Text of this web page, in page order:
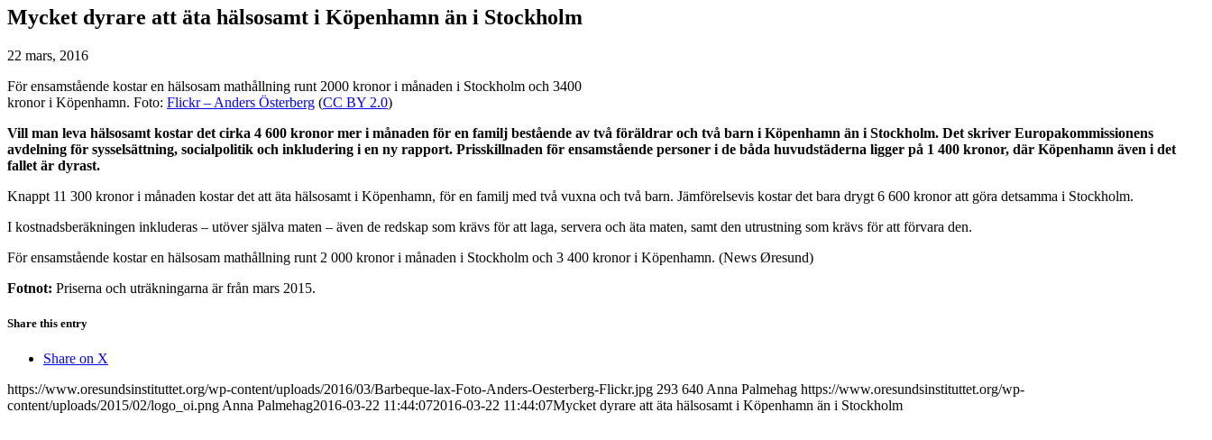
Mycket dyrare att äta hälsosamt i Köpenhamn än i Stockholm
22 mars, 2016
För ensamstående kostar en hälsosam mathållning runt 2000 kronor i månaden i Stockholm och 3400
kronor i Köpenhamn. Foto: Flickr – Anders Österberg (CC BY 2.0)
Vill man leva hälsosamt kostar det cirka 4 600 kronor mer i månaden för en familj bestående av två föräldrar och två barn i Köpenhamn än i Stockholm. Det skriver Europakommissionens
avdelning för sysselsättning, socialpolitik och inkludering i en ny rapport. Prisskillnaden för ensamstående personer i de båda huvudstäderna ligger på 1 400 kronor, där Köpenhamn även i det
fallet är dyrast.
Knappt 11 300 kronor i månaden kostar det att äta hälsosamt i Köpenhamn, för en familj med två vuxna och två barn. Jämförelsevis kostar det bara drygt 6 600 kronor att göra detsamma i Stockholm.
I kostnadsberäkningen inkluderas – utöver själva maten – även de redskap som krävs för att laga, servera och äta maten, samt den utrustning som krävs för att förvara den.
För ensamstående kostar en hälsosam mathållning runt 2 000 kronor i månaden i Stockholm och 3 400 kronor i Köpenhamn. (News Øresund)
Fotnot: Priserna och uträkningarna är från mars 2015.
Share this entry
Share on X
https://www.oresundsinstituttet.org/wp-content/uploads/2016/03/Barbeque-lax-Foto-Anders-Oesterberg-Flickr.jpg 293 640 Anna Palmehag https://www.oresundsinstituttet.org/wp-
content/uploads/2015/02/logo_oi.png Anna Palmehag2016-03-22 11:44:072016-03-22 11:44:07Mycket dyrare att äta hälsosamt i Köpenhamn än i Stockholm